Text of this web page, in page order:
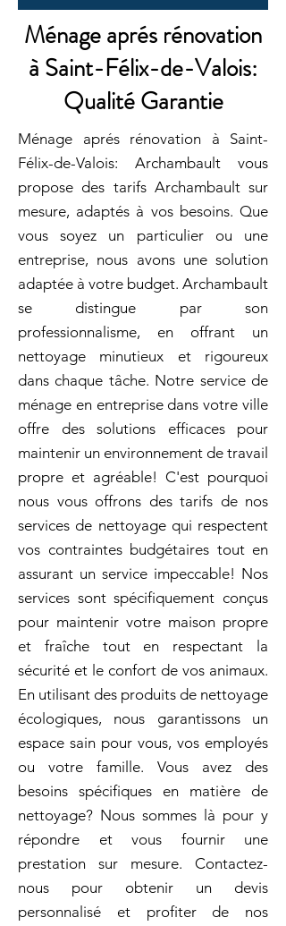
Ménage aprés rénovation
à Saint-Félix-de-Valois:
Qualité Garantie
Ménage aprés rénovation à Saint-
Félix-de-Valois: Archambault vous
propose des tarifs Archambault sur
mesure, adaptés à vos besoins. Que
vous soyez un particulier ou une
entreprise, nous avons une solution
adaptée à votre budget. Archambault
se distingue par son
professionnalisme, en offrant un
nettoyage minutieux et rigoureux
dans chaque tâche. Notre service de
ménage en entreprise dans votre ville
offre des solutions efficaces pour
maintenir un environnement de travail
propre et agréable! C'est pourquoi
nous vous offrons des tarifs de nos
services de nettoyage qui respectent
vos contraintes budgétaires tout en
assurant un service impeccable! Nos
services sont spécifiquement conçus
pour maintenir votre maison propre
et fraîche tout en respectant la
sécurité et le confort de vos animaux.
En utilisant des produits de nettoyage
écologiques, nous garantissons un
espace sain pour vous, vos employés
ou votre famille. Vous avez des
besoins spécifiques en matière de
nettoyage? Nous sommes là pour y
répondre et vous fournir une
prestation sur mesure. Contactez-
nous pour obtenir un devis
personnalisé et profiter de nos